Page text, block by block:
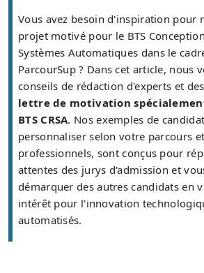
Vous avez besoin d'inspiration pour
projet motivé pour le BTS
Systèmes Automatiques dans le
ParcourSup ? Dans cet article, nous
conseils de rédaction d'experts et des
lettre de motivation
BTS CRSA. Nos exemples de
personnaliser selon votre parcours
professionnels, sont conçus pour
attentes des jurys d'admission et
démarquer des autres candidats en
intérêt pour l'innovation
automatisés.